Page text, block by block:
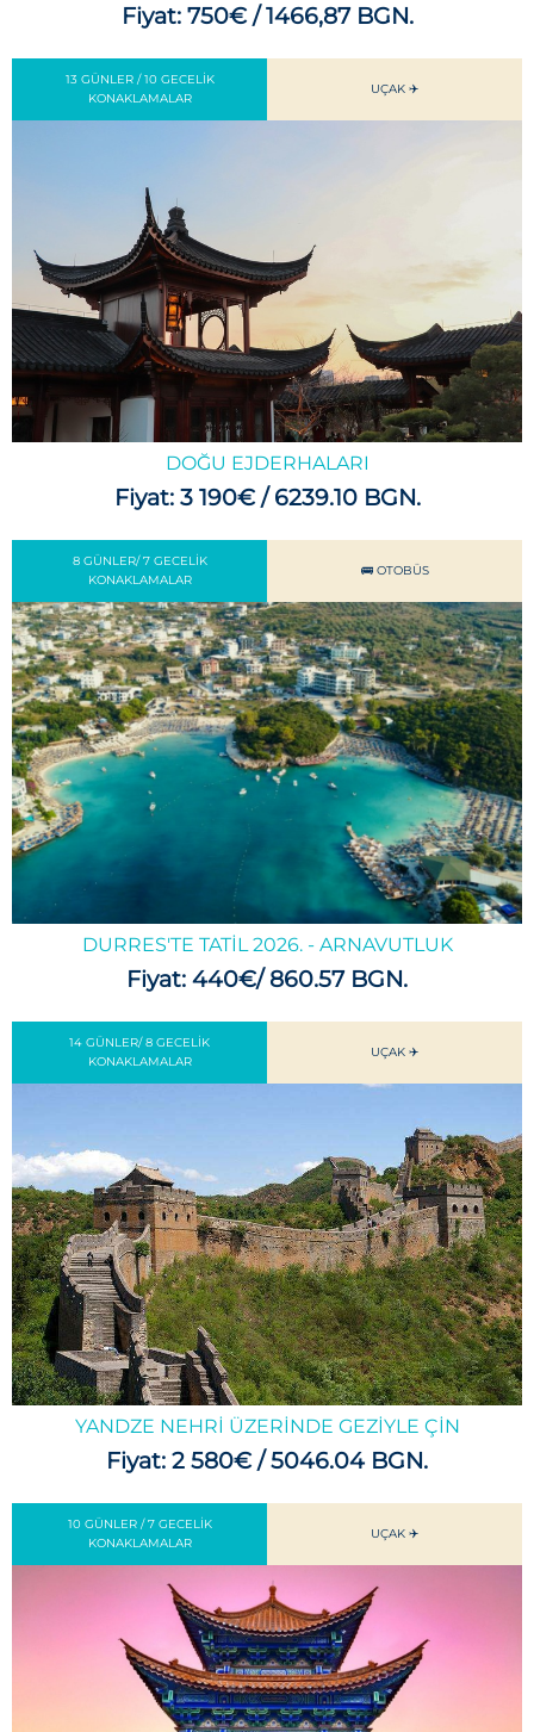
Fiyat: 750€ / 1466,87 BGN.
13 GÜNLER / 10 GECELIK
KONAKLAMALAR
UÇAK ✈️
DOĞU EJDERHALARI
Fiyat: 3 190€ / 6239.10 BGN.
8 GÜNLER/ 7 GECELIK
KONAKLAMALAR
🚌 OTOBÜS
DURRES'TE TATIL 2026. - ARNAVUTLUK
Fiyat: 440€/ 860.57 BGN.
14 GÜNLER/ 8 GECELIK
KONAKLAMALAR
UÇAK ✈️
YANDZE NEHRI ÜZERINDE GEZIYLE ÇIN
Fiyat: 2 580€ / 5046.04 BGN.
10 GÜNLER / 7 GECELIK
KONAKLAMALAR
UÇAK ✈️